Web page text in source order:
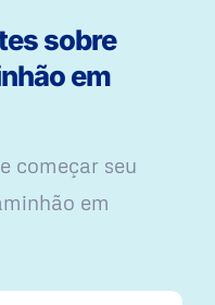
sobre
em
começar seu
em